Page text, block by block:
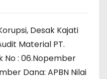
Desak Kajati
Material PT.
No : 06.Nopember
Dana: APBN Nilai